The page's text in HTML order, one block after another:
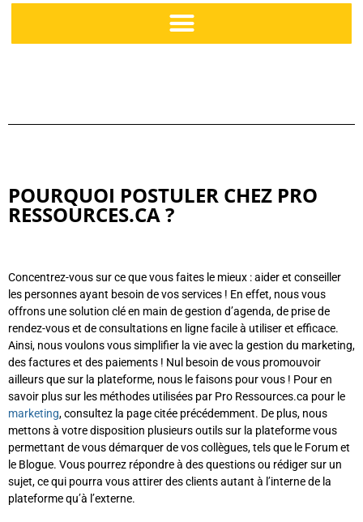
POURQUOI POSTULER CHEZ PRO
RESSOURCES.CA ?
Concentrez-vous sur ce que vous faites le mieux : aider et conseiller
les personnes ayant besoin de vos services ! En effet, nous vous
offrons une solution clé en main de gestion d’agenda, de prise de
rendez-vous et de consultations en ligne facile à utiliser et efficace.
Ainsi, nous voulons vous simplifier la vie avec la gestion du marketing,
des factures et des paiements ! Nul besoin de vous promouvoir
ailleurs que sur la plateforme, nous le faisons pour vous ! Pour en
savoir plus sur les méthodes utilisées par Pro Ressources.ca pour le
marketing, consultez la page citée précédemment. De plus, nous
mettons à votre disposition plusieurs outils sur la plateforme vous
permettant de vous démarquer de vos collègues, tels que le Forum et
le Blogue. Vous pourrez répondre à des questions ou rédiger sur un
sujet, ce qui pourra vous attirer des clients autant à l’interne de la
plateforme qu’à l’externe.